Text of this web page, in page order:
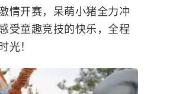
情开赛，呆萌小猪全力冲
受童趣竞技的快乐，全程
！